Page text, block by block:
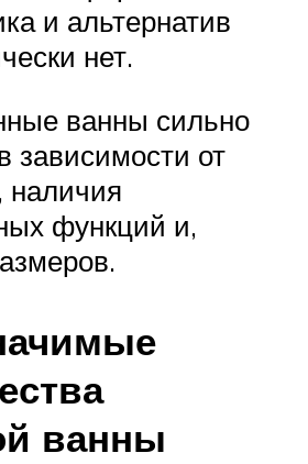
и альтернатив
нет.
ванны сильно
зависимости от
наличия
функций и,
ванны